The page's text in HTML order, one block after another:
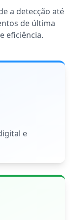
a detecção até
de última
eficiência.
e